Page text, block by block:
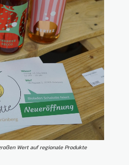
Wert auf regionale Produkte